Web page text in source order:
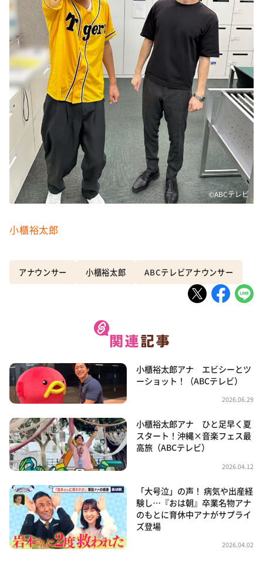
©️ABCテレビ
小櫃裕太郎
アナウンサー 小櫃裕太郎 ABCテレビアナウンサー
小櫃裕太郎アナ エビシーとツ
ーショット！（ABCテレビ）
2026.06.29
小櫃裕太郎アナ ひと足早く夏
スタート！沖縄×音楽フェス最
高旅（ABCテレビ）
2026.04.12
「大号泣」の声！ 病気や出産経
験し…『おは朝』卒業名物アナ
のもとに育休中アナがサプライ
ズ登場
2026.04.02